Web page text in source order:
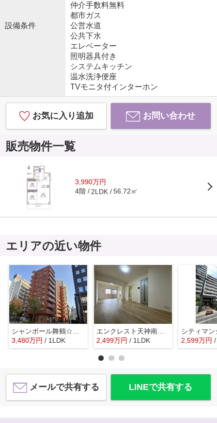
設備条件
仲介手数料無料
都市ガス
公営水道
公共下水
エレベーター
照明器具付き
システムキッチン
温水洗浄便座
TVモニタ付インターホン
お気に入り追加 お問い合わせ
販売物件一覧
3,990万円
4階 2LDK 56.72㎡
エリアの近い物件
3,480万円 / 1LDK
エンクレスト天神南Ⅲ☆仲介手数料無料☆
2,499万円 / 1LDK 2,599万円
メールで共有する LINEで共有する